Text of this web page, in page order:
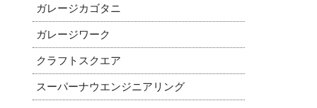
ガレージカゴタニ
ガレージワーク
クラフトスクエア
スーパーナウエンジニアリング